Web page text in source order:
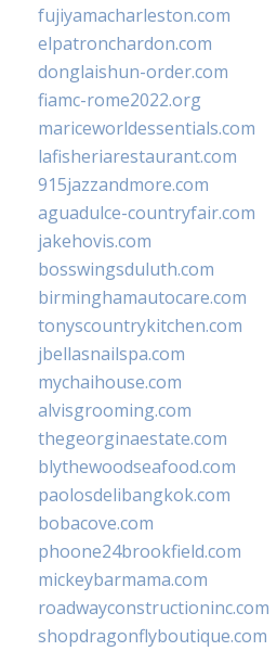
fujiyamacharleston.com
elpatronchardon.com
donglaishun-order.com
fiamc-rome2022.org
mariceworldessentials.com
lafisheriarestaurant.com
915jazzandmore.com
aguadulce-countryfair.com
jakehovis.com
bosswingsduluth.com
birminghamautocare.com
tonyscountrykitchen.com
jbellasnailspa.com
mychaihouse.com
alvisgrooming.com
thegeorginaestate.com
blythewoodseafood.com
paolosdelibangkok.com
bobacove.com
phoone24brookfield.com
mickeybarmama.com
roadwayconstructioninc.com
shopdragonflyboutique.com